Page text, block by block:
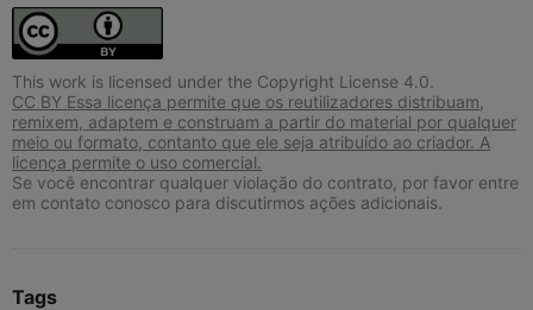
This work is licensed under the Copyright License 4.0.
CC BY Essa licença permite que os reutilizadores distribuam,
remixem, adaptem e construam a partir do material por qualquer
meio ou formato, contanto que ele seja atribuído ao criador. A
licença permite o uso comercial.
Se você encontrar qualquer violação do contrato, por favor entre
em contato conosco para discutirmos ações adicionais.
Tags